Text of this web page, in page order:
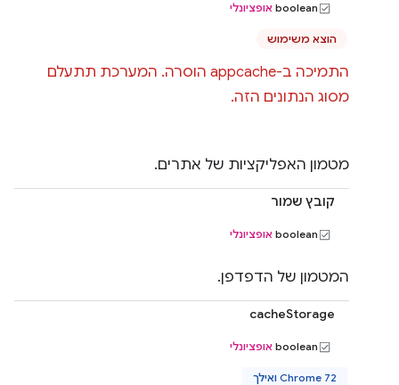
‫boolean אופציונלי
הוצא משימוש
התמיכה ב-appcache הוסרה. המערכת תתעלם
מסוג הנתונים הזה.
מטמון האפליקציות של אתרים.
קובץ שמור
‫boolean אופציונלי
המטמון של הדפדפן.
cacheStorage
‫boolean אופציונלי
Chrome 72 ואילך